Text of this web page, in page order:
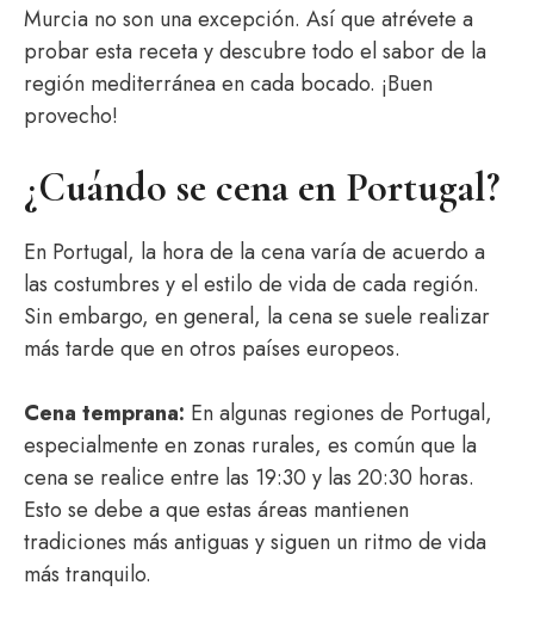
Murcia no son una excepción. Así que atrévete a
probar esta receta y descubre todo el sabor de la
región mediterránea en cada bocado. ¡Buen
provecho!
¿Cuándo se cena en Portugal?
En Portugal, la hora de la cena varía de acuerdo a
las costumbres y el estilo de vida de cada región.
Sin embargo, en general, la cena se suele realizar
más tarde que en otros países europeos.
Cena temprana: En algunas regiones de Portugal,
especialmente en zonas rurales, es común que la
cena se realice entre las 19:30 y las 20:30 horas.
Esto se debe a que estas áreas mantienen
tradiciones más antiguas y siguen un ritmo de vida
más tranquilo.